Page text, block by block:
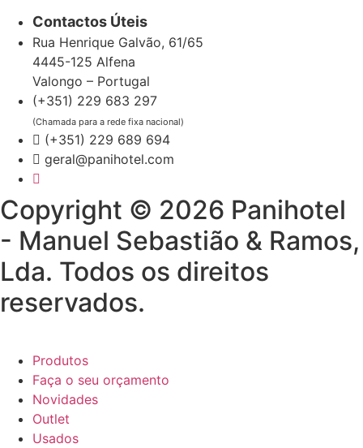
Contactos Úteis
Rua Henrique Galvão, 61/65
4445-125 Alfena
Valongo – Portugal
(+351) 229 683 297
(Chamada para a rede fixa nacional)
(+351) 229 689 694
geral@panihotel.com
Copyright © 2026 Panihotel
- Manuel Sebastião & Ramos,
Lda. Todos os direitos
reservados.
Produtos
Faça o seu orçamento
Novidades
Outlet
Usados